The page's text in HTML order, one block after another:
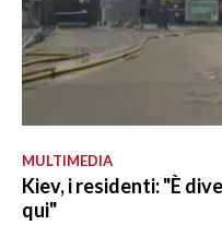
MULTIMEDIA
Kiev, i residenti: "È
qui"